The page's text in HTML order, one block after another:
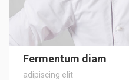
Fermentum diam
adipiscing elit